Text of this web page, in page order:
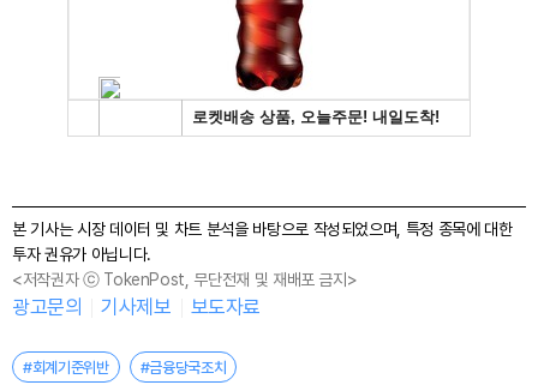
본 기사는 시장 데이터 및 차트 분석을 바탕으로 작성되었으며, 특정 종목에 대한
투자 권유가 아닙니다.
<저작권자 ⓒ TokenPost, 무단전재 및 재배포 금지>
광고문의 기사제보 보도자료
#회계기준위반 #금융당국조치